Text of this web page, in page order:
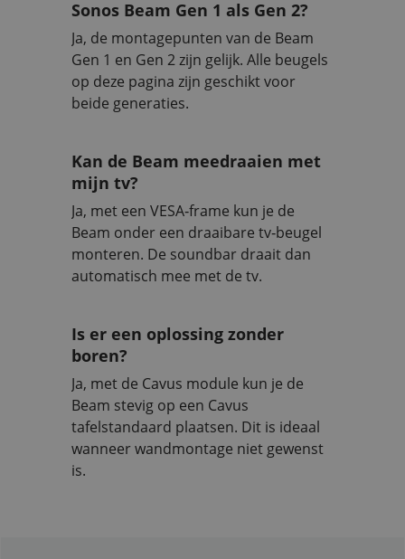
Sonos Beam Gen 1 als Gen 2?
Ja, de montagepunten van de Beam
Gen 1 en Gen 2 zijn gelijk. Alle beugels
op deze pagina zijn geschikt voor
beide generaties.
Kan de Beam meedraaien met
mijn tv?
Ja, met een VESA‑frame kun je de
Beam onder een draaibare tv‑beugel
monteren. De soundbar draait dan
automatisch mee met de tv.
Is er een oplossing zonder
boren?
Ja, met de Cavus module kun je de
Beam stevig op een Cavus
tafelstandaard plaatsen. Dit is ideaal
wanneer wandmontage niet gewenst
is.